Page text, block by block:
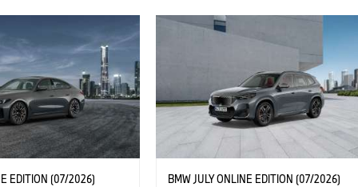
EDITION (07/2026) BMW JULY ONLINE EDITION (07/2026)